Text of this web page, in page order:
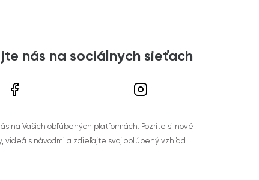
nás na sociálnych sieťach
na Vašich obľúbených platformách. Pozrite si nové
videá s návodmi a zdieľajte svoj obľúbený vzhľad